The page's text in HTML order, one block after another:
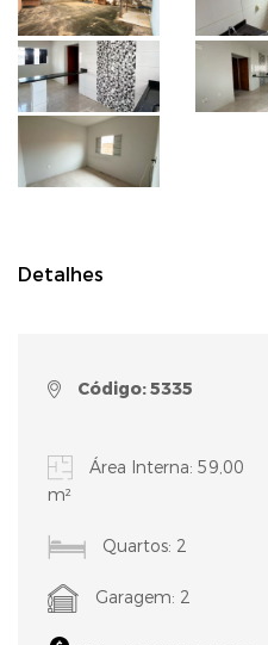
Detalhes
Código: 5335
Área Interna: 59,00
m²
Quartos: 2
Garagem: 2